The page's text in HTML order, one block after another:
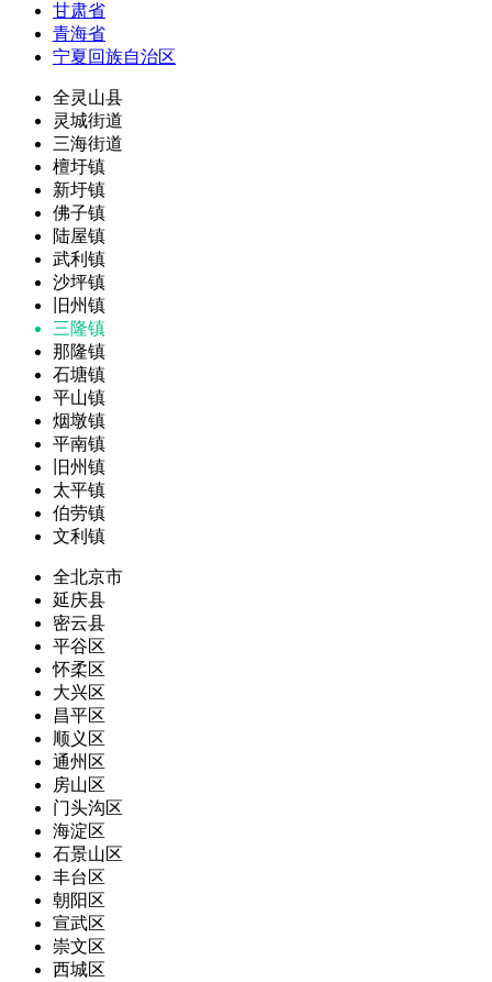
甘肃省
青海省
宁夏回族自治区
全灵山县
灵城街道
三海街道
檀圩镇
新圩镇
佛子镇
陆屋镇
武利镇
沙坪镇
旧州镇
三隆镇
那隆镇
石塘镇
平山镇
烟墩镇
平南镇
旧州镇
太平镇
伯劳镇
文利镇
全北京市
延庆县
密云县
平谷区
怀柔区
大兴区
昌平区
顺义区
通州区
房山区
门头沟区
海淀区
石景山区
丰台区
朝阳区
宣武区
崇文区
西城区